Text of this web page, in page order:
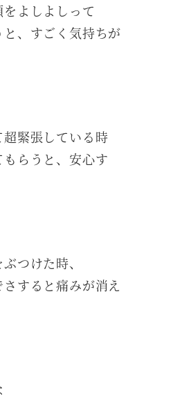
よしよしって
、すごく気持ちが
超緊張している時
らうと、安心す
つけた時、
すると痛みが消え